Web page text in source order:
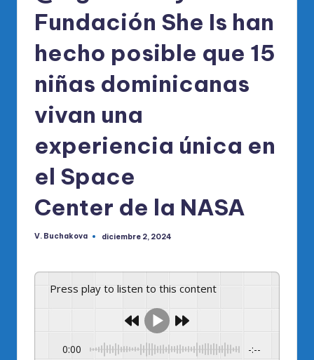
Fundación She Is han
hecho posible que 15
niñas dominicanas
vivan una
experiencia única en
el Space
Center de la NASA
Publicado
V. Buchakova diciembre 2, 2024
Press play to listen to this content
0:00 -:--